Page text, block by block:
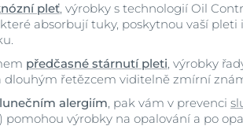
pleť, výrobky s technologií Oil
absorbují tuky, poskytnou vaší pleti
předčasné stárnutí pleti, výrobky
dlouhým řetězcem viditelně zmírní
alergiím, pak vám v prevenci
výrobky na opalování a po